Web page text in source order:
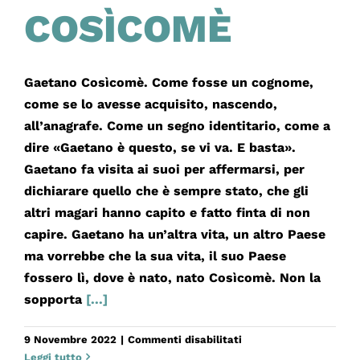
COSÌCOMÈ
Gaetano Cosìcomè. Come fosse un cognome,
come se lo avesse acquisito, nascendo,
all’anagrafe. Come un segno identitario, come a
dire «Gaetano è questo, se vi va. E basta».
Gaetano fa visita ai suoi per affermarsi, per
dichiarare quello che è sempre stato, che gli
altri magari hanno capito e fatto finta di non
capire. Gaetano ha un’altra vita, un altro Paese
ma vorrebbe che la sua vita, il suo Paese
fossero lì, dove è nato, nato Cosìcomè. Non la
sopporta [...]
9 Novembre 2022 | Commenti disabilitatisu
Leggi tutto